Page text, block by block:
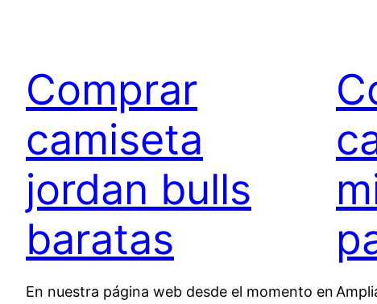
Comprar
camiseta
jordan bulls
baratas
En nuestra página web desde el momento en